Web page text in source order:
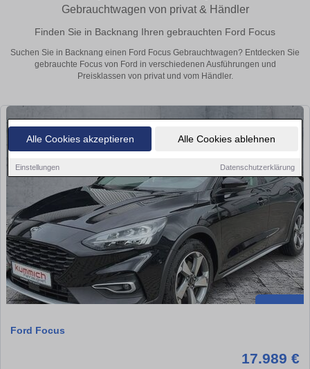
Alle Cookies akzeptieren Alle Cookies ablehnen
Einstellungen Datenschutzerklärung
Gebrauchtwagen von privat & Händler
Finden Sie in Backnang Ihren gebrauchten Ford Focus
Suchen Sie in Backnang einen Ford Focus Gebrauchtwagen? Entdecken Sie
gebrauchte Focus von Ford in verschiedenen Ausführungen und
Preisklassen von privat und vom Händler.
Ford Focus
17.989 €